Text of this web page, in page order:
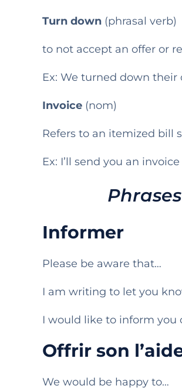
Turn down (phrasal verb)
to not accept an offer or
Ex: We turned down
Invoice (nom)
Refers to an itemized bill
Ex: I’ll send you an
Informer
Please be aware that…
I am writing to let you
I would like to inform you
Offrir son
We would be happy to…